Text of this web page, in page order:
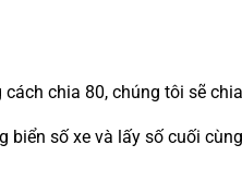
chia 80, chúng tôi sẽ
biển số xe và lấy số cuối